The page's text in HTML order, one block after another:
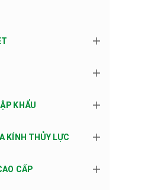
KHẨU
KÍNH THỦY LỰC
CẤP